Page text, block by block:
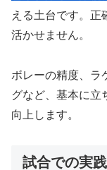
える土台です。正
活かせません。
ボレーの精度、ラ
グなど、基本に立
向上します。
試合での実